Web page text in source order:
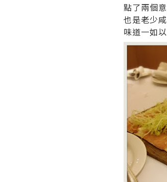
點了兩個
也是老少
味道一如